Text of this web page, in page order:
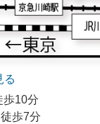
る
歩10分
歩7分